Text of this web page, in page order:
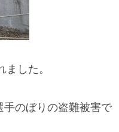
した。
のぼりの盗難被害で